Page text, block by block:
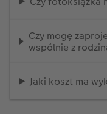
Czy mogę
wspólnie z
Jaki koszt ma